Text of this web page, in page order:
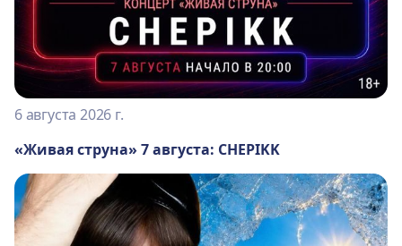
6 августа 2026 г.
«Живая струна» 7 августа: CHEPIKK